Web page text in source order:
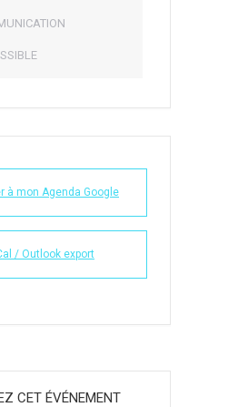
à mon Agenda Google
/ Outlook export
CET ÉVÉNEMENT